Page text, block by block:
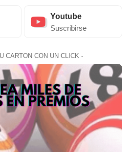
Youtube
Suscribirse
CARTON CON UN CLICK -